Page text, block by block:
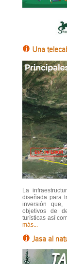
Una
La
diseñada para
inversión
objetivos de
turísticas así
más...
Jasa al